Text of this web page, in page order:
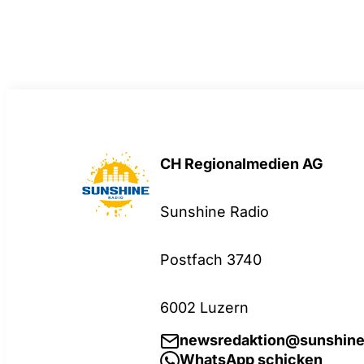
CH Regionalmedien AG
Sunshine Radio
Postfach 3740
6002 Luzern
WhatsApp schicken